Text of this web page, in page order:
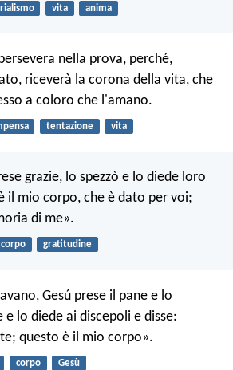
vita anima
nella prova, perché,
riceverà la corona della vita, che
a coloro che l'amano.
tentazione vita
grazie, lo spezzò e lo diede loro
il mio corpo, che è dato per voi;
di me».
corpo gratitudine
Gesú prese il pane e lo
e lo diede ai discepoli e disse:
questo è il mio corpo».
corpo Gesù